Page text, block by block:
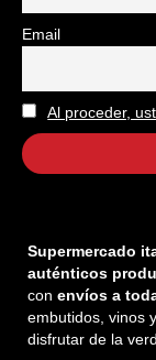
Email
Al proceder,
Supermercado
auténticos
con envíos a
embutidos, vinos y
disfrutar de la